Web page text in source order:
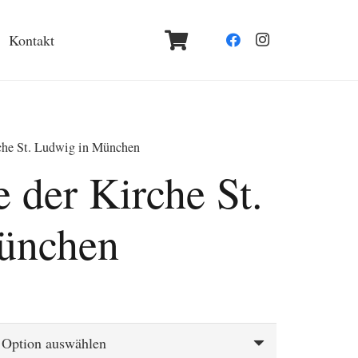
Kontakt
St. Ludwig in München
der Kirche St.